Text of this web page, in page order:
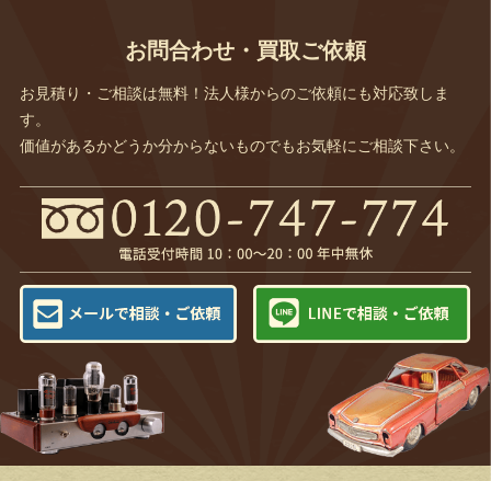
お問合わせ・買取ご依頼
お見積り・ご相談は無料！法人様からのご依頼にも対応致しま
す。
価値があるかどうか分からないものでもお気軽にご相談下さい。